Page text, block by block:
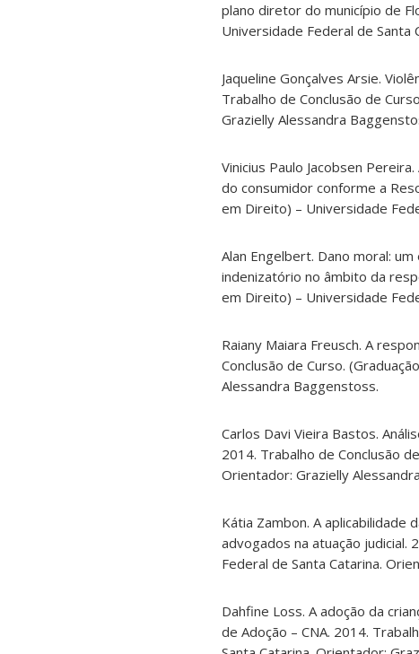
plano diretor do município de
Universidade Federal de Santa
Jaqueline Gonçalves Arsie.
Trabalho de Conclusão de
Grazielly Alessandra
Vinicius Paulo Jacobsen
do consumidor conforme a
em Direito) – Universidade
Alan Engelbert. Dano moral:
indenizatório no âmbito da
em Direito) – Universidade
Raiany Maiara Freusch. A
Conclusão de Curso.
Alessandra Baggenstoss.
Carlos Davi Vieira Bastos.
2014. Trabalho de Conclusão
Orientador: Grazielly
Kátia Zambon. A aplicabilidade
advogados na atuação judicial.
Federal de Santa Catarina.
Dahfine Loss. A adoção da
de Adoção – CNA. 2014.